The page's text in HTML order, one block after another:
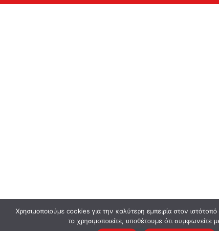
Χρησιμοποιούμε cookies για την καλύτερη εμπειρία στον
το χρησιμοποιείτε, υποθέτουμε ότι συμφωνείτε